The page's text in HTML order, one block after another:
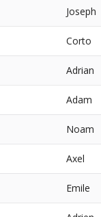
Joseph
Corto
Adrian
Adam
Noam
Axel
Emile